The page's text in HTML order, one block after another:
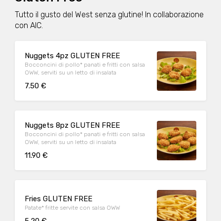
Tutto il gusto del West senza glutine! In collaborazione
con AIC.
Nuggets 4pz GLUTEN FREE
Bocconcini di pollo* panati e fritti con salsa
OWW, serviti su un letto di insalata
7.50 €
Nuggets 8pz GLUTEN FREE
Bocconcini di pollo* panati e fritti con salsa
OWW, serviti su un letto di insalata
11.90 €
Fries GLUTEN FREE
Patate* fritte servite con salsa OWW